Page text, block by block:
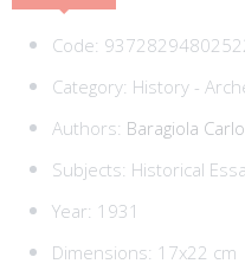
Code:
Category: History -
Authors: Baragiola Carlo
Subjects: Historical
Year: 1931
Dimensions: 17x22 cm